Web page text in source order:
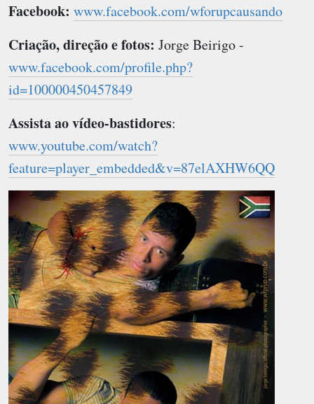
Facebook: www.facebook.com/wforupcausando
Criação, direção e fotos: Jorge Beirigo -
www.facebook.com/profile.php?
id=100000450457849
Assista ao vídeo-bastidores:
www.youtube.com/watch?
feature=player_embedded&v=87elAXHW6QQ